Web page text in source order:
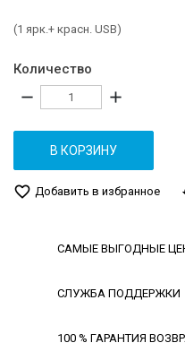
(1 ярк.+ красн. USB)
Количество
remove add
В КОРЗИНУ
favorite_border Добавить в избранное
САМЫЕ ВЫГОДНЫЕ
СЛУЖБА ПОДДЕРЖКИ
100 % ГАРАНТИЯ